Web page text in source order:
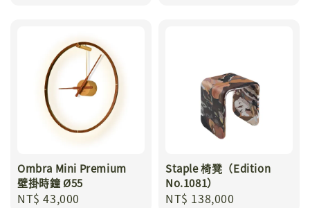
Ombra Mini Premium
壁掛時鐘 Ø55
Regular
NT$ 43,000
Staple 椅凳（Edition
No.1081）
Regular
NT$ 138,000